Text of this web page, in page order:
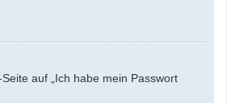
auf „Ich habe mein Passwort